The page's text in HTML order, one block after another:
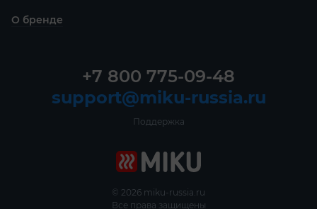
О бренде
© 2026 miku-russia.ru
Все права защищены
+7 800 775-09-48
support@miku-russia.ru
Поддержка